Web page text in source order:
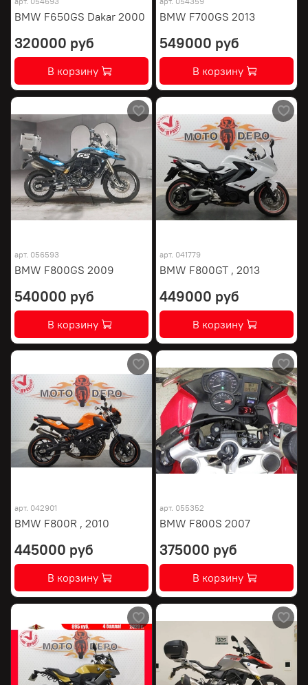
BMW F650GS Dakar 2000
320000 руб
В корзину
BMW F700GS 2013
549000 руб
В корзину
арт. 056593
BMW F800GS 2009
540000 руб
В корзину
арт. 041779
BMW F800GT , 2013
449000 руб
В корзину
арт. 042901
BMW F800R , 2010
445000 руб
В корзину
арт. 055352
BMW F800S 2007
375000 руб
В корзину